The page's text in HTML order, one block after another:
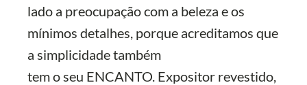
lado a preocupação com a beleza e os
mínimos detalhes, porque acreditamos que
a simplicidade também
tem o seu ENCANTO. Expositor revestido,